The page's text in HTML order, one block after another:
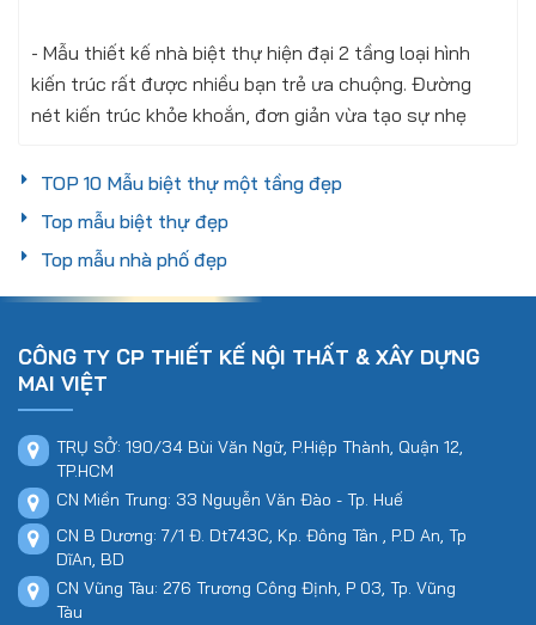
- Mẫu thiết kế nhà biệt thự hiện đại 2 tầng loại hình
kiến trúc rất được nhiều bạn trẻ ưa chuộng. Đường
nét kiến trúc khỏe khoắn, đơn giản vừa tạo sự nhẹ
TOP 10 Mẫu biệt thự một tầng đẹp
Top mẫu biệt thự đẹp
Top mẫu nhà phố đẹp
CÔNG TY CP THIẾT KẾ NỘI THẤT & XÂY DỰNG
MAI VIỆT
TRỤ SỞ: 190/34 Bùi Văn Ngữ, P.Hiệp Thành, Quận 12,
TP.HCM
CN Miền Trung: 33 Nguyễn Văn Đào - Tp. Huế
CN B Dương: 7/1 Đ. Dt743C, Kp. Đông Tân , P.D An, Tp
DĩAn, BD
CN Vũng Tàu: 276 Trương Công Định, P 03, Tp. Vũng
Tàu